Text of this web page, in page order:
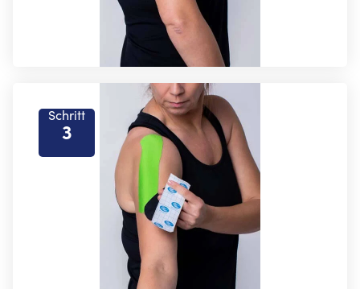
Schritt
3